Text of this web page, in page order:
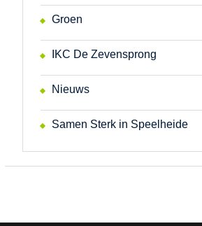
Groen
IKC De Zevensprong
Nieuws
Samen Sterk in Speelheide